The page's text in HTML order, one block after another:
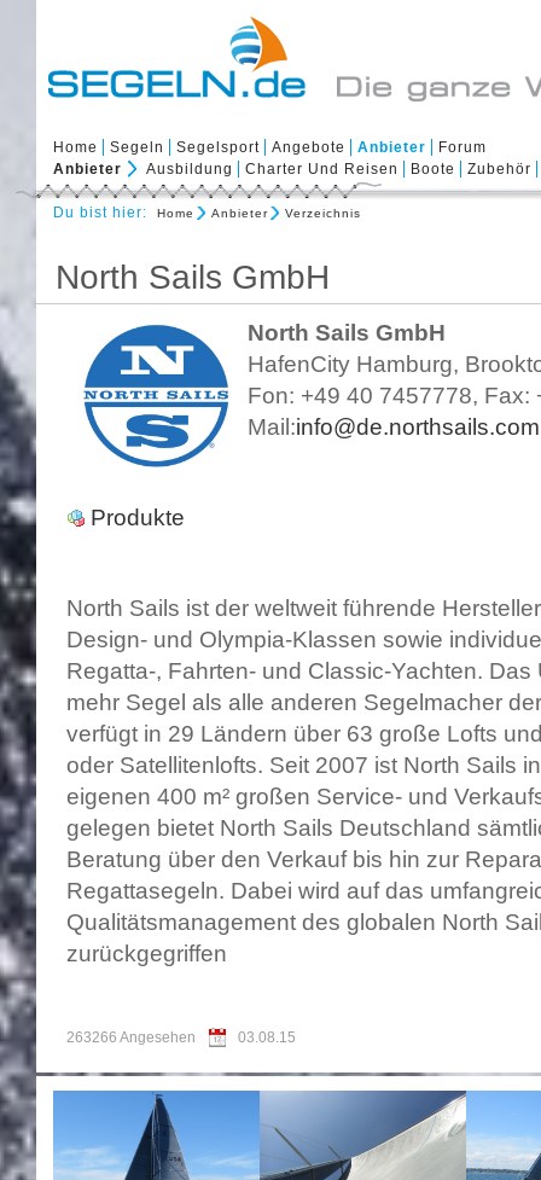
Home Segeln Segelsport Angebote Anbieter
Forum
Anbieter
Ausbildung Charter Und Reisen Boote Zubehör
Du bist hier: Home Anbieter Verzeichnis
North Sails GmbH
North Sails GmbH
HafenCity Hamburg,
Fon: +49 40 7457778, Fax:
Mail:info@de.northsails.com
Produkte
North Sails ist der weltweit führende
Design- und Olympia-Klassen sowie
Regatta-, Fahrten- und Classic-Yachten.
mehr Segel als alle anderen Segelmacher
verfügt in 29 Ländern über 63 große Lofts
oder Satellitenlofts. Seit 2007 ist North Sails
eigenen 400 m² großen Service- und
gelegen bietet North Sails Deutschland
Beratung über den Verkauf bis hin zur
Regattasegeln. Dabei wird auf das
Qualitätsmanagement des globalen North
zurückgegriffen
263266 Angesehen 03.08.15